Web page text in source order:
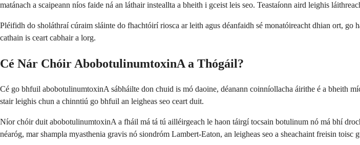
matánach a scaipeann níos faide ná an láthair insteallta a bheith i gceist leis seo. Teastaíonn aird leighis
Pléifidh do sholáthraí cúraim sláinte do fhachtóirí riosca ar leith agus déanfaidh sé monatóireacht dhian ort,
cathain is ceart cabhair a lorg.
Cé Nár Chóir AbobotulinumtoxinA a Thógáil?
Cé go bhfuil abobotulinumtoxinA sábháilte don chuid is mó daoine, déanann coinníollacha áirithe é a bheith
stair leighis chun a chinntiú go bhfuil an leigheas seo ceart duit.
Níor chóir duit abobotulinumtoxinA a fháil má tá tú ailléirgeach le haon táirgí tocsain botulinum nó má bhí
néaróg, mar shampla myasthenia gravis nó siondróm Lambert-Eaton, an leigheas seo a sheachaint freisin toisc